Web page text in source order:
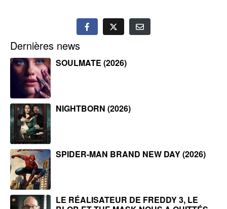
Dernières news
SOULMATE (2026)
NIGHTBORN (2026)
SPIDER-MAN BRAND NEW DAY (2026)
LE RÉALISATEUR DE FREDDY 3, LE